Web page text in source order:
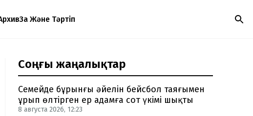
Заң Және Тәртіп
Соңғы жаңалықтар
Семейде бұрынғы әйелін бейсбол таяғымен
ұрып өлтірген ер адамға сот үкімі шықты
8 августа 2026, 12:23